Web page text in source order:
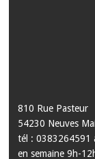
810 Rue Pasteur
54230 Neuves
tél : 0383264591
en semaine 9h-